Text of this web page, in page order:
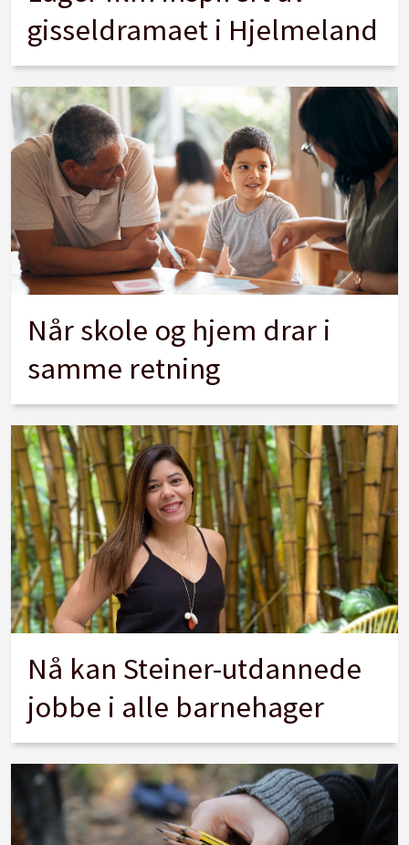
gisseldramaet i Hjelmeland
Når skole og hjem drar i
samme retning
Nå kan Steiner-utdannede
jobbe i alle barnehager